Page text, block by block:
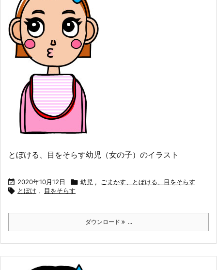
とぼける、目をそらす幼児（女の子）のイラスト
 2020年10月12日  幼児 , ごまかす、とぼける、目をそらす
 とぼけ , 目をそらす
ダウンロード ...